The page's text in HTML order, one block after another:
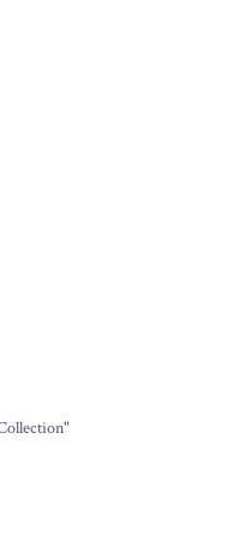
Sole Edges and
ウンよりも透明感のあ
タン・トゥにロアーヒー
たに加わった様々なレ
_ Tanaka